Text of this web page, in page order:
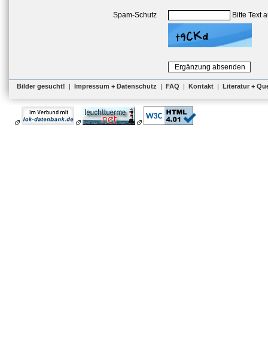
Spam-Schutz Bitte Text
Bilder gesucht! | Impressum + Datenschutz | FAQ | Kontakt | Literatur +